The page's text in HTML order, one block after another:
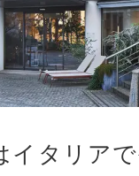
イタリア